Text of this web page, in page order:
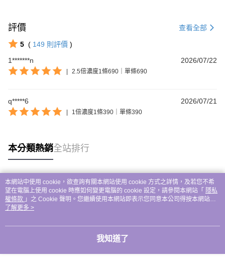
評價 查看全部
5 ( 149 則評價 )
1*******n
2026/07/22
| 2.5倍濃度1條690｜單條690
q*****6 2026/07/21
| 1倍濃度1條390｜單條390
本分類熱銷全站排行
熱門標籤
本網站中使用 cookie，欲查詢有關本網站使用 cookie 方式之詳情，及若您不希
望在電腦上使用 cookie 時應如何變更電腦的 cookie 設定，請參閱本網站「 隱私
權條款 」之 Cookie 聲明。您繼續使用本網站即表示您同意本公司得按本網站使
用條款之 Cookie 聲明使用 cookie。
了解更多 >
我知道了